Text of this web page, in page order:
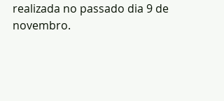
realizada no passado dia 9 de
novembro.